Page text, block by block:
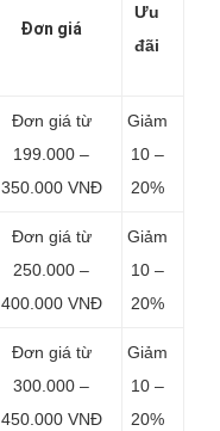
Đơn giá
Ưu
đãi
Đơn giá từ
199.000 –
350.000 VNĐ
Giảm
10 –
20%
Đơn giá từ
250.000 –
400.000 VNĐ
Giảm
10 –
20%
Đơn giá từ
300.000 –
450.000 VNĐ
Giảm
10 –
20%